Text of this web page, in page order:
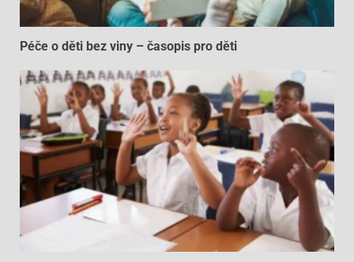
Péče o děti bez viny – časopis pro děti